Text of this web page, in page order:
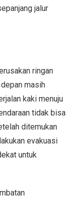
jalur
ringan
masih
kaki menuju
tidak bisa
ditemukan
evakuasi
untuk